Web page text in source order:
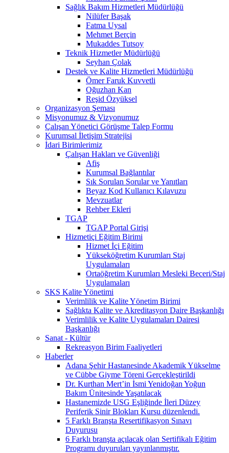
Sağlık Bakım Hizmetleri Müdürlüğü
Nilüfer Başak
Fatma Uysal
Mehmet Berçin
Mukaddes Tutsoy
Teknik Hizmetler Müdürlüğü
Seyhan Çolak
Destek ve Kalite Hizmetleri Müdürlüğü
Ömer Faruk Kuvvetli
Oğuzhan Kan
Reşid Özyüksel
Organizasyon Şeması
Misyonumuz & Vizyonumuz
Çalışan Yönetici Görüşme Talep Formu
Kurumsal İletişim Stratejisi
İdari Birimlerimiz
Çalışan Hakları ve Güvenliği
Afiş
Kurumsal Bağlantılar
Sık Sorulan Sorular ve Yanıtları
Beyaz Kod Kullanıcı Kılavuzu
Mevzuatlar
Rehber Ekleri
TGAP
TGAP Portal Girişi
Hizmetiçi Eğitim Birimi
Hizmet İçi Eğitim
Yükseköğretim Kurumları Staj
Uygulamaları
Ortaöğretim Kurumları Mesleki Beceri/Staj
Uygulamaları
SKS Kalite Yönetimi
Verimlilik ve Kalite Yönetim Birimi
Sağlıkta Kalite ve Akreditasyon Daire Başkanlığı
Verimlilik ve Kalite Uygulamaları Dairesi
Başkanlığı
Sanat - Kültür
Rekreasyon Birim Faaliyetleri
Haberler
Adana Şehir Hastanesinde Akademik Yükselme
ve Cübbe Giyme Töreni Gerçekleştirildi
Dr. Kurthan Mert’in İsmi Yenidoğan Yoğun
Bakım Ünitesinde Yaşatılacak
Hastanemizde USG Eşliğinde İleri Düzey
Periferik Sinir Blokları Kursu düzenlendi.
5 Farklı Branşta Resertifikasyon Sınavı
Duyurusu
6 Farklı branşta açılacak olan Sertifikalı Eğitim
Programı duyuruları yayınlanmıştır.